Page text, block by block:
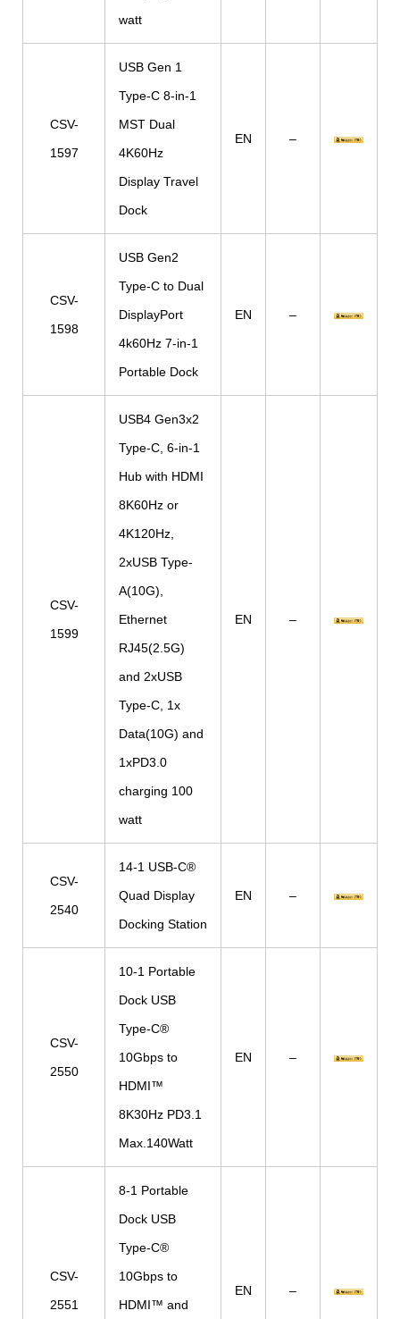
watt
CSV-
1597
USB Gen 1
Type-C 8-in-1
MST Dual
4K60Hz
Display Travel
Dock
EN –
CSV-
1598
USB Gen2
Type-C to Dual
DisplayPort
4k60Hz 7-in-1
Portable Dock
EN –
CSV-
1599
USB4 Gen3x2
Type-C, 6-in-1
Hub with HDMI
8K60Hz or
4K120Hz,
2xUSB Type-
A(10G),
Ethernet
RJ45(2.5G)
and 2xUSB
Type-C, 1x
Data(10G) and
1xPD3.0
charging 100
watt
EN –
CSV-
2540
14-1 USB-C®
Quad Display
Docking Station
EN –
CSV-
2550
10-1 Portable
Dock USB
Type-C®
10Gbps to
HDMI™
8K30Hz PD3.1
Max.140Watt
EN –
CSV-
2551
8-1 Portable
Dock USB
Type-C®
10Gbps to
HDMI™ and
EN –